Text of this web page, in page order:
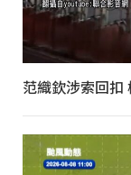
范織欽涉索回扣